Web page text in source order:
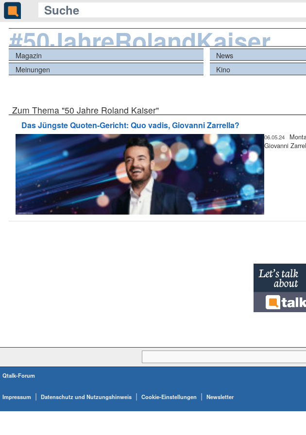
#50JahreRolandKaiser
Magazin News
Meinungen
Kino
Zum Thema "50 Jahre Roland Kaiser"
Das Jüngste Quoten-Gericht: Quo vadis, Giovanni Zarrella?
06.05.24
Giovanni
Qtalk-Forum
Impressum | Datenschutz und Nutzungshinweis | Cookie-Einstellungen | Newsletter